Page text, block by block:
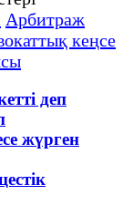
Арбитраж
кеңсе
деп
жүрген